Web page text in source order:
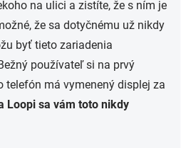
na ulici a zistíte, že s ním je
že sa dotyčnému už nikdy
byť tieto zariadenia
používateľ si na prvý
telefón má vymenený displej za
Loopi sa vám toto nikdy